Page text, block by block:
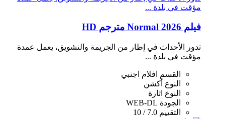
مؤقت في بلدة ...
فيلم Normal 2026 مترجم HD
تدور الأحداث في إطار من الجريمة والتشويق، يعمل عمدة
مؤقت في بلدة ...
القسم
افلام اجنبي
النوع أكشن
النوع اثارة
الجودة WEB-DL
التقييم 7.0 / 10